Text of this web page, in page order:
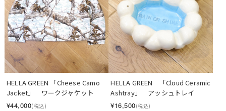
HELLA GREEN 「Cheese Camo
Jacket」　ワークジャケット
¥44,000(税込)
HELLA GREEN　「Cloud Ceramic
Ashtray」　アッシュトレイ
¥16,500(税込)